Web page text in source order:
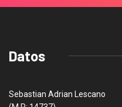
Datos
Sebastian Adrian Lescano